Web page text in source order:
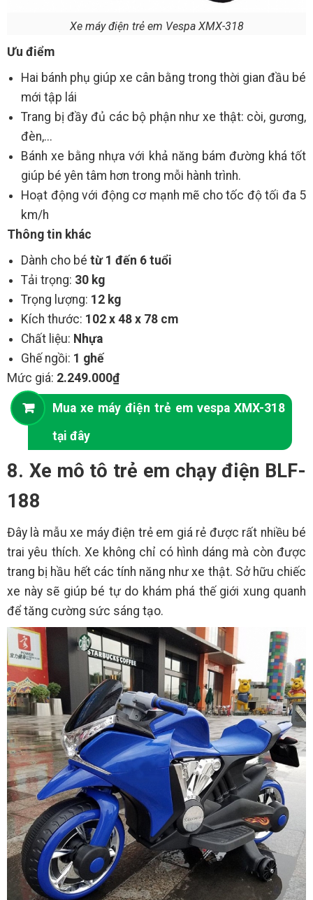
Xe máy điện trẻ em Vespa XMX-318
Ưu điểm
Hai bánh phụ giúp xe cân bằng trong thời gian đầu bé
mới tập lái
Trang bị đầy đủ các bộ phận như xe thật: còi, gương,
đèn,...
Bánh xe bằng nhựa với khả năng bám đường khá tốt
giúp bé yên tâm hơn trong mỗi hành trình.
Hoạt động với động cơ mạnh mẽ cho tốc độ tối đa 5
km/h
Thông tin khác
Dành cho bé từ 1 đến 6 tuổi
Tải trọng: 30 kg
Trọng lượng: 12 kg
Kích thước: 102 x 48 x 78 cm
Chất liệu: Nhựa
Ghế ngồi: 1 ghế
Mức giá: 2.249.000₫
Mua xe máy điện trẻ em vespa XMX-318
tại đây
8. Xe mô tô trẻ em chạy điện BLF-
188
Đây là mẫu xe máy điện trẻ em giá rẻ được rất nhiều bé
trai yêu thích. Xe không chỉ có hình dáng mà còn được
trang bị hầu hết các tính năng như xe thật. Sở hữu chiếc
xe này sẽ giúp bé tự do khám phá thế giới xung quanh
để tăng cường sức sáng tạo.